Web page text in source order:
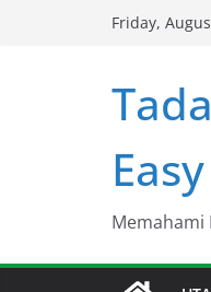
Friday,
Easy
Memahami